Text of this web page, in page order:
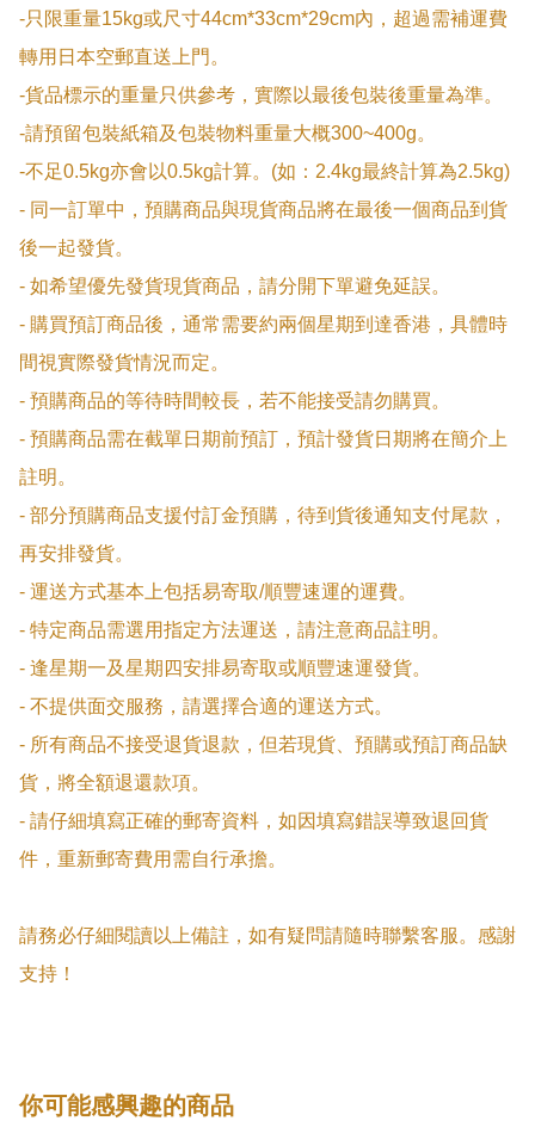
-只限重量15kg或尺寸44cm*33cm*29cm內，超過需補運費
轉用日本空郵直送上門。
-貨品標示的重量只供參考，實際以最後包裝後重量為準。
-請預留包裝紙箱及包裝物料重量大概300~400g。
-不足0.5kg亦會以0.5kg計算。(如：2.4kg最終計算為2.5kg)
- 同一訂單中，預購商品與現貨商品將在最後一個商品到貨
後一起發貨。
- 如希望優先發貨現貨商品，請分開下單避免延誤。
- 購買預訂商品後，通常需要約兩個星期到達香港，具體時
間視實際發貨情況而定。
- 預購商品的等待時間較長，若不能接受請勿購買。
- 預購商品需在截單日期前預訂，預計發貨日期將在簡介上
註明。
- 部分預購商品支援付訂金預購，待到貨後通知支付尾款，
再安排發貨。
- 運送方式基本上包括易寄取/順豐速運的運費。
- 特定商品需選用指定方法運送，請注意商品註明。
- 逢星期一及星期四安排易寄取或順豐速運發貨。
- 不提供面交服務，請選擇合適的運送方式。
- 所有商品不接受退貨退款，但若現貨、預購或預訂商品缺
貨，將全額退還款項。
- 請仔細填寫正確的郵寄資料，如因填寫錯誤導致退回貨
件，重新郵寄費用需自行承擔。
請務必仔細閱讀以上備註，如有疑問請隨時聯繫客服。感謝
支持！
你可能感興趣的商品